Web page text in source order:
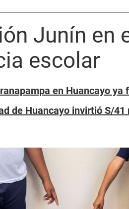
Junín en
escolar
en Huancayo ya
de Huancayo invirtió S/